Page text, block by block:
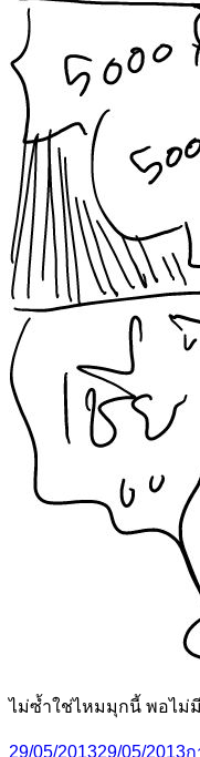
ไม่ซ้ำใช่ไหมมุกนี้ พอไม่
Posted
29/05/201329/05/2013